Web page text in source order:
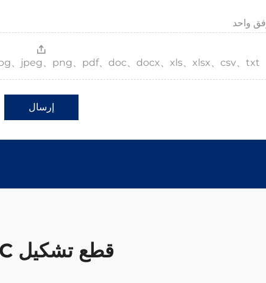
واحد
、jpeg、png、pdf、doc、docx、xls、xlsx、csv、txt
إرسال
قطع تشكيل CNC